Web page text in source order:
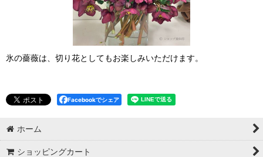
氷の薔薇は、切り花としてもお楽しみいただけます。
Facebookでシェア
ホーム
ショッピングカート